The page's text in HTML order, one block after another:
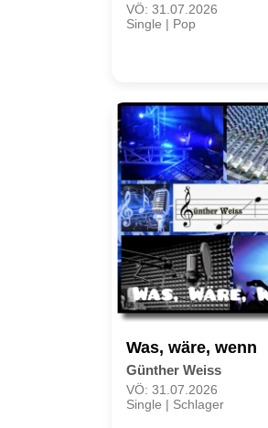
VÖ: 31.07.2026
Single | Pop
Was, wäre, wenn
Günther Weiss
VÖ: 31.07.2026
Single | Schlager